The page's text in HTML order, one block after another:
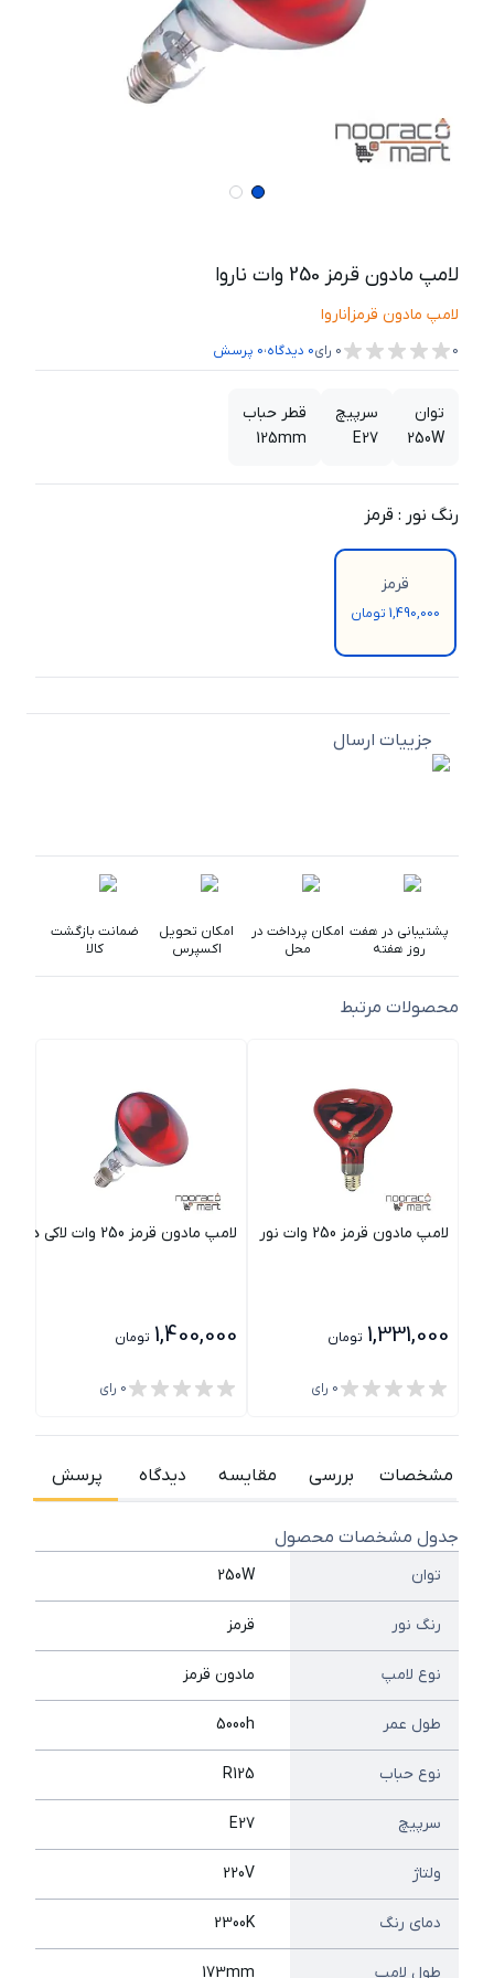
لامپ مادون قرمز 250 وات ناروا
لامپ مادون قرمز|ناروا
0
0 رای0 دیدگاه،0 پرسش
توان
250W
سرپیچ
E27
قطر حباب
125mm
رنگ نور : قرمز
قرمز
1,490,000 تومان
جزییات ارسال
پشتیبانی در هفت
روز هفته
امکان پرداخت در
محل
امکان تحویل
اکسپرس
ضمانت بازگشت
کالا
محصولات مرتبط
لامپ مادون قرمز 250 وات نور
1,331,000 تومان
0 رای
لامپ مادون قرمز 250 وات لاکی هرپ
1,400,000 تومان
0 رای
مشخصات بررسی مقایسه دیدگاه پرسش
جدول مشخصات محصول
توان 250W
رنگ نور قرمز
نوع لامپ مادون قرمز
طول عمر 5000h
نوع حباب R125
سرپیچ E27
ولتاژ 220V
دمای رنگ 2300K
طول لامپ 173mm